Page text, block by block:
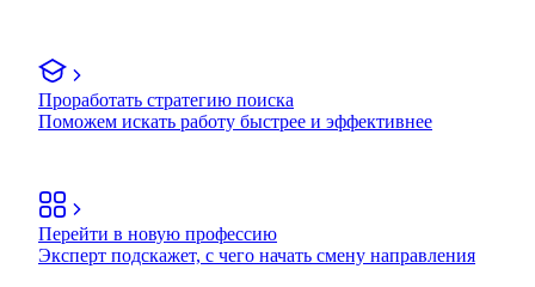
Проработать стратегию поиска
Поможем искать работу быстрее и эффективнее
Перейти в новую профессию
Эксперт подскажет, с чего начать смену направления